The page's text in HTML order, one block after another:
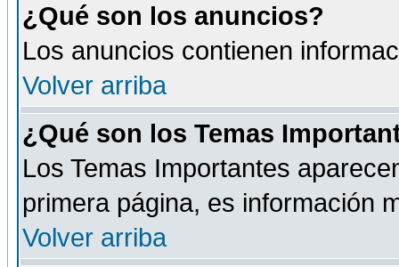
¿Qué son los anuncios?
Los anuncios contienen
Volver arriba
¿Qué son los Temas
Los Temas Importantes
primera página, es información
Volver arriba